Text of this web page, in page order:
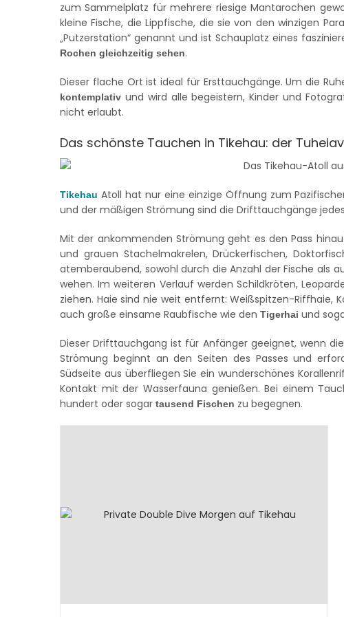
zum Sammelplatz für mehrere riesige Mantarochen
kleine Fische, die Lippfische, die sie von den winzigen
„Putzerstation“ genannt und ist Schauplatz eines
Rochen gleichzeitig sehen.
Dieser flache Ort ist ideal für Ersttauchgänge. Um die
kontemplativ und wird alle begeistern, Kinder und
nicht erlaubt.
Das schönste Tauchen in Tikehau: der
Tikehau Atoll hat nur eine einzige Öffnung zum
und der mäßigen Strömung sind die Drifttauchgänge
Mit der ankommenden Strömung geht es den Pass
und grauen Stachelmakrelen, Drückerfischen,
atemberaubend, sowohl durch die Anzahl der Fische als
wehen. Im weiteren Verlauf werden Schildkröten,
ziehen. Haie sind nie weit entfernt: Weißspitzen-Riffhaie,
auch große einsame Raubfische wie den Tigerhai und
Dieser Drifttauchgang ist für Anfänger geeignet, wenn
Strömung beginnt an den Seiten des Passes und
Südseite aus überfliegen Sie ein wunderschönes
Kontakt mit der Wasserfauna genießen. Bei einem
hundert oder sogar tausend Fischen zu begegnen.